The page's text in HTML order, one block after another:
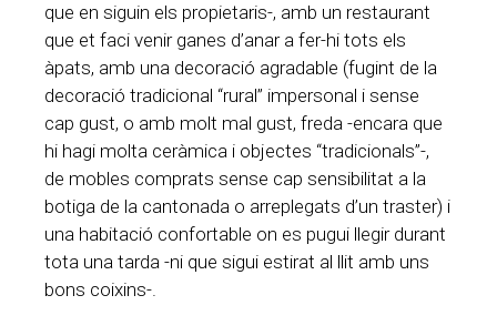
que en siguin els propietaris-, amb un restaurant
que et faci venir ganes d’anar a fer-hi tots els
àpats, amb una decoració agradable (fugint de la
decoració tradicional “rural” impersonal i sense
cap gust, o amb molt mal gust, freda -encara que
hi hagi molta ceràmica i objectes “tradicionals”-,
de mobles comprats sense cap sensibilitat a la
botiga de la cantonada o arreplegats d’un traster) i
una habitació confortable on es pugui llegir durant
tota una tarda -ni que sigui estirat al llit amb uns
bons coixins-.